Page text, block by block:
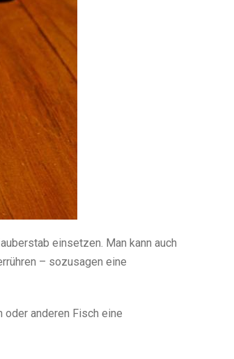
einsetzen. Man kann auch
– sozusagen eine
oder anderen Fisch eine